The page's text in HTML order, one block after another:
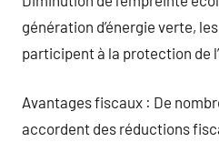
génération d’énergie verte,
participent à la protection de
Avantages fiscaux : De
accordent des réductions